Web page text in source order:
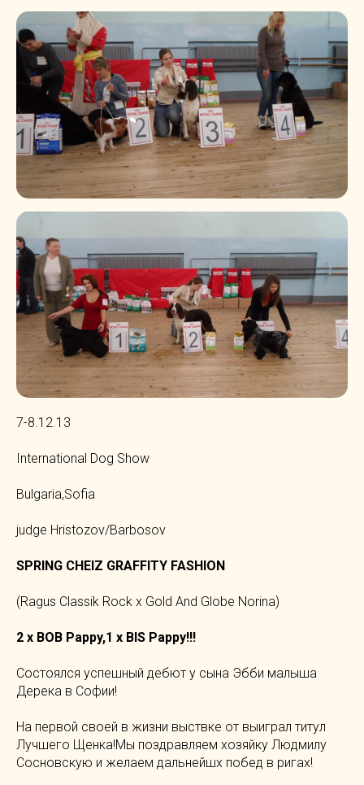
7-8.12.13
International Dog Show
Bulgaria,Sofia
judge Hristozov/Barbosov
SPRING CHEIZ GRAFFITY FASHION
(Ragus Classik Rock x Gold And Globe Norina)
2 x BOB Pappy,1 x BIS Pappy!!!
Cостоялся успешный дебют у сына Эбби малыша
Дерека в Софии!
На первой своей в жизни выствке от выиграл титул
Лучшего Щенка!Мы поздравляем хозяйку Людмилу
Сосновскую и желаем дальнейшх побед в ригах!